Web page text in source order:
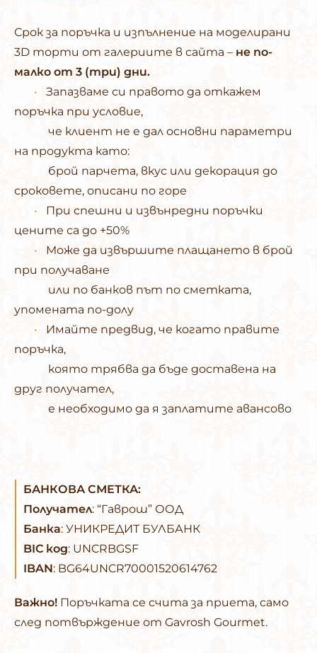
Срок за поръчка и изпълнение на моделирани
3D торти от галериите в сайта – не по-
малко от 3 (три) дни.
• Запазваме си правото да откажем
поръчка при условие,
че клиент не е дал основни параметри
на продукта като:
брой парчета, вкус или декорация до
сроковете, описани по горе
• При спешни и извънредни поръчки
цените са до +50%
• Може да извършите плащането в брой
при получаване
или по банков път по сметката,
упомената по-долу
• Имайте предвид, че когато правите
поръчка,
която трябва да бъде доставена на
друг получател,
е необходимо да я заплатите авансово
БАНКОВА СМЕТКА:
Получател: “Гаврош” ООД
Банка: УНИКРЕДИТ БУЛБАНК
BIC код: UNCRBGSF
IBAN: BG64UNCR70001520614762
Важно! Поръчката се счита за приета, само
след потвърждение от Gavrosh Gourmet.